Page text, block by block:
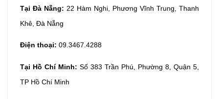
Tại Đà Nẵng: 22 Hàm Nghi, Phương Vĩnh Trung, Thanh
Khê, Đà Nẵng
Điện thoại: 09.3467.4288
Tại Hồ Chí Minh: Số 383 Trần Phú, Phường 8, Quận 5,
TP Hồ Chí Minh